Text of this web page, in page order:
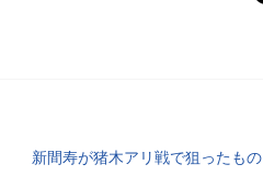
新間寿が猪木アリ戦で狙ったもの